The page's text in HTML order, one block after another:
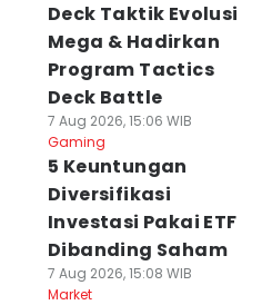
Deck Taktik Evolusi
Mega & Hadirkan
Program Tactics
Deck Battle
7 Aug 2026, 15:06 WIB
Gaming
5 Keuntungan
Diversifikasi
Investasi Pakai ETF
Dibanding Saham
7 Aug 2026, 15:08 WIB
Market